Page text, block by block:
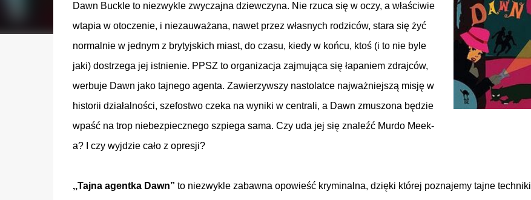
Dawn Buckle to niezwykle zwyczajna dziewczyna. Nie rzuca się w oczy, a właściwie
wtapia w otoczenie, i niezauważana, nawet przez własnych rodziców, stara się żyć
normalnie w jednym z brytyjskich miast, do czasu, kiedy w końcu, ktoś (i to nie byle
jaki) dostrzega jej istnienie. PPSZ to organizacja zajmująca się łapaniem zdrajców,
werbuje Dawn jako tajnego agenta. Zawierzywszy nastolatce najważniejszą misję w
historii działalności, szefostwo czeka na wyniki w centrali, a Dawn zmuszona będzie
wpaść na trop niebezpiecznego szpiega sama. Czy uda jej się znaleźć Murdo Meek-
a? I czy wyjdzie cało z opresji?
,,Tajna agentka Dawn” to niezwykle zabawna opowieść kryminalna, dzięki której poznajemy tajne techniki